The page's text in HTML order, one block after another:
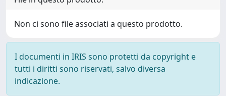
Non ci sono file associati a questo prodotto.
I documenti in IRIS sono protetti da copyright e
tutti i diritti sono riservati, salvo diversa
indicazione.